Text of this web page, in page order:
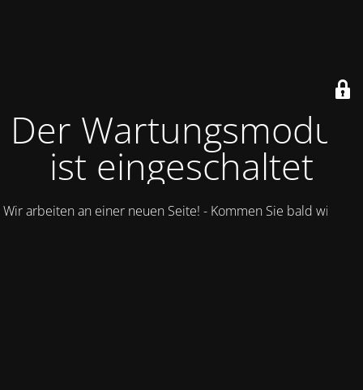
Der Wartungsmodus
ist eingeschaltet
Wir arbeiten an einer neuen Seite! - Kommen Sie bald wieder.